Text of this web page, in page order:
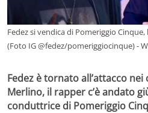
Fedez si vendica di Pomeriggio
(Foto IG @fedez/pomeriggiocinque) -
Fedez è tornato all’attacco
Merlino, il rapper c’è andato
conduttrice di Pomeriggio